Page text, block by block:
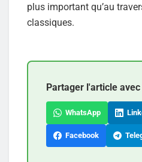
plus important qu’au
classiques.
Partager l'article avec
WhatsApp
Facebook